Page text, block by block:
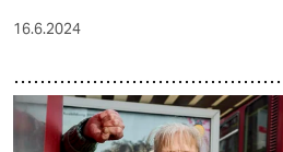
16.6.2024